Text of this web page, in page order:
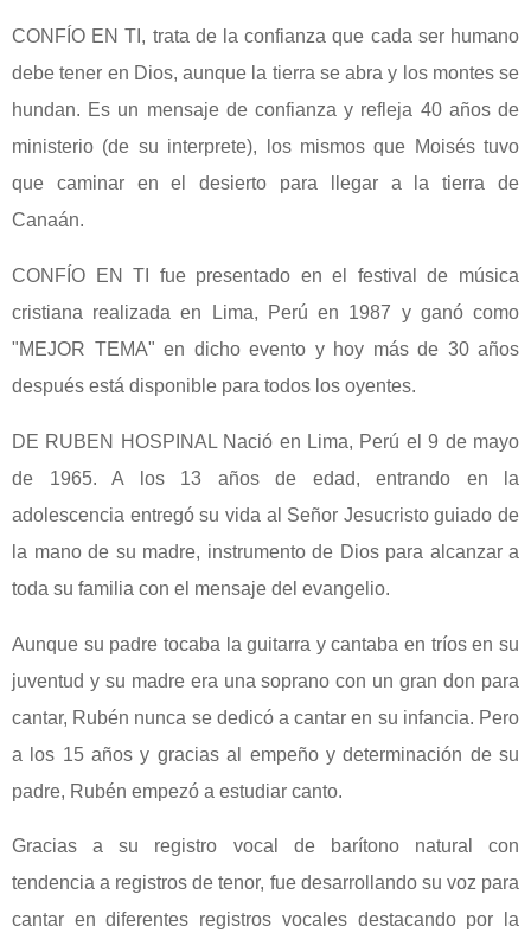
CONFÍO EN TI, trata de la confianza que cada ser humano
debe tener en Dios, aunque la tierra se abra y los montes se
hundan. Es un mensaje de confianza y refleja 40 años de
ministerio (de su interprete), los mismos que Moisés tuvo
que caminar en el desierto para llegar a la tierra de
Canaán.
CONFÍO EN TI fue presentado en el festival de música
cristiana realizada en Lima, Perú en 1987 y ganó como
"MEJOR TEMA" en dicho evento y hoy más de 30 años
después está disponible para todos los oyentes.
DE RUBEN HOSPINAL Nació en Lima, Perú el 9 de mayo
de 1965. A los 13 años de edad, entrando en la
adolescencia entregó su vida al Señor Jesucristo guiado de
la mano de su madre, instrumento de Dios para alcanzar a
toda su familia con el mensaje del evangelio.
Aunque su padre tocaba la guitarra y cantaba en tríos en su
juventud y su madre era una soprano con un gran don para
cantar, Rubén nunca se dedicó a cantar en su infancia. Pero
a los 15 años y gracias al empeño y determinación de su
padre, Rubén empezó a estudiar canto.
Gracias a su registro vocal de barítono natural con
tendencia a registros de tenor, fue desarrollando su voz para
cantar en diferentes registros vocales destacando por la